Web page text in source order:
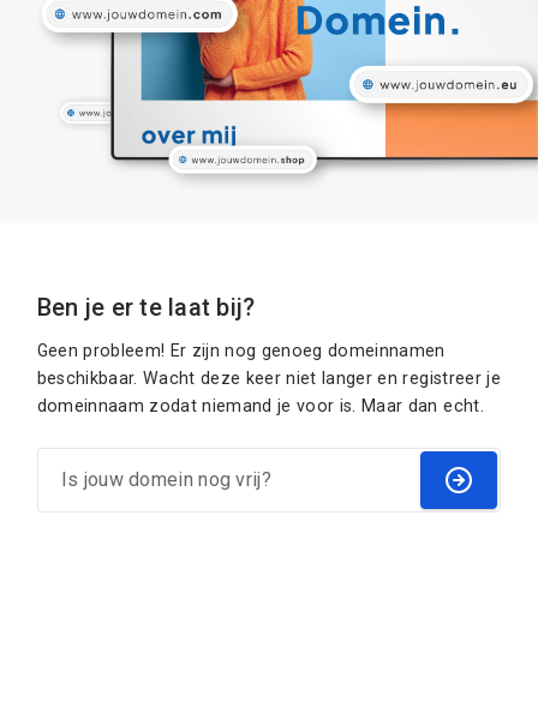
Ben je er te laat bij?
Geen probleem! Er zijn nog genoeg domeinnamen
beschikbaar. Wacht deze keer niet langer en registreer je
domeinnaam zodat niemand je voor is. Maar dan echt.